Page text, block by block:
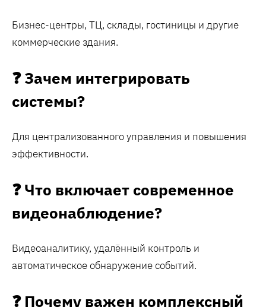
Бизнес-центры, ТЦ, склады, гостиницы и другие
коммерческие здания.
❓ Зачем интегрировать
системы?
Для централизованного управления и повышения
эффективности.
❓ Что включает современное
видеонаблюдение?
Видеоаналитику, удалённый контроль и
автоматическое обнаружение событий.
❓ Почему важен комплексный